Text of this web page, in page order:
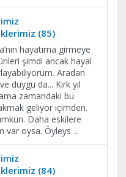
(85)
hayatıma girmeye
şimdi ancak hayal
Aradan
duygu da... Kırk yıl
zamandaki bu
geliyor içimden.
Daha eskilere
var oysa. Öyleys ...
(84)